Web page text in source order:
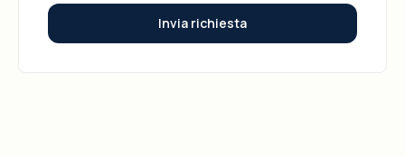
Invia richiesta